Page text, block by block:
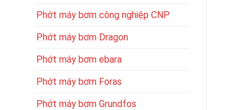
Phớt máy bơm công nghiệp CNP
Phớt máy bơm Dragon
Phớt máy bơm ebara
Phớt máy bơm Foras
Phớt máy bơm Grundfos